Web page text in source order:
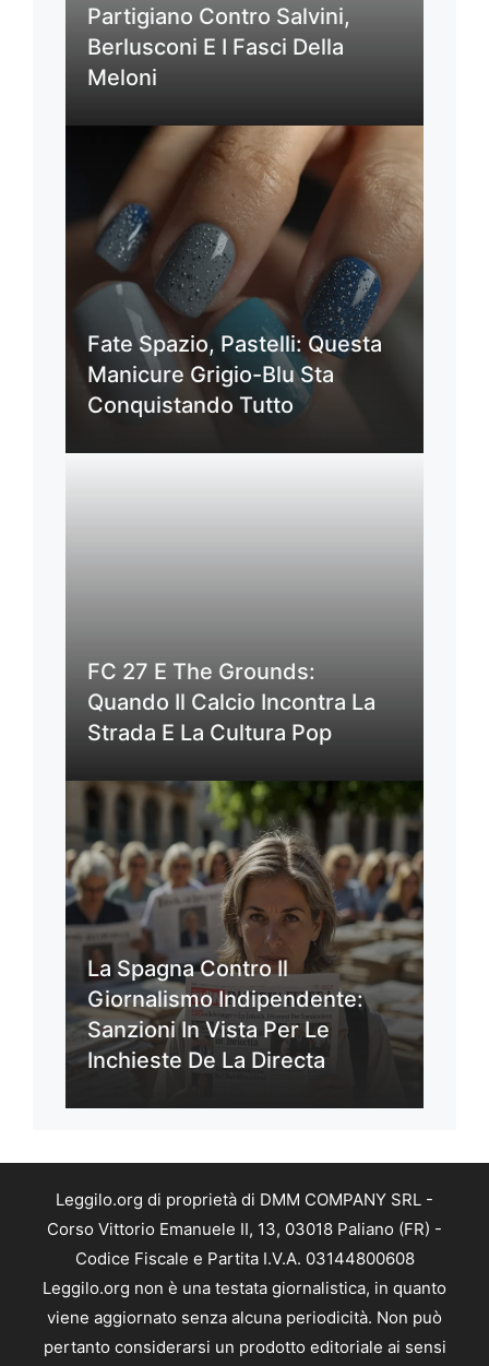
Partigiano Contro Salvini,
Berlusconi E I Fasci Della
Meloni
Fate Spazio, Pastelli: Questa
Manicure Grigio-Blu Sta
Conquistando Tutto
FC 27 E The Grounds:
Quando Il Calcio Incontra La
Strada E La Cultura Pop
La Spagna Contro Il
Giornalismo Indipendente:
Sanzioni In Vista Per Le
Inchieste De La Directa
Leggilo.org di proprietà di DMM COMPANY SRL -
Corso Vittorio Emanuele II, 13, 03018 Paliano (FR) -
Codice Fiscale e Partita I.V.A. 03144800608
Leggilo.org non è una testata giornalistica, in quanto
viene aggiornato senza alcuna periodicità. Non può
pertanto considerarsi un prodotto editoriale ai sensi